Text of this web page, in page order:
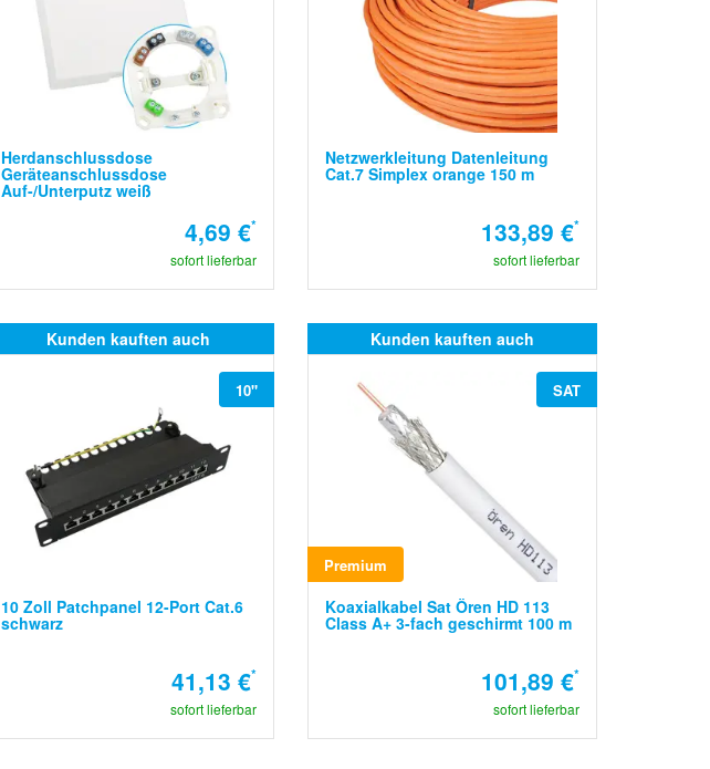
Herdanschlussdose
Geräteanschlussdose
Auf-/Unterputz weiß
4,69 €*
sofort lieferbar
Netzwerkleitung Datenleitung
Cat.7 Simplex orange 150 m
133,89 €*
sofort lieferbar
Kunden kauften auch
10"
10 Zoll Patchpanel 12-Port Cat.6
schwarz
41,13 €*
sofort lieferbar
Kunden kauften auch
SAT
Premium
Koaxialkabel Sat Ören HD 113
Class A+ 3-fach geschirmt 100 m
101,89 €*
sofort lieferbar